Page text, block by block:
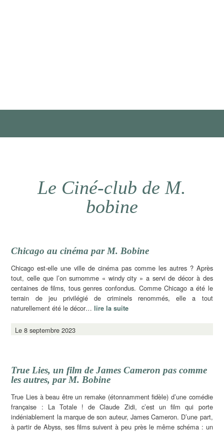
Le Ciné-club de M.
bobine
Chicago au cinéma par M. Bobine
Chicago est-elle une ville de cinéma pas comme les autres ? Après
tout, celle que l’on surnomme « windy city » a servi de décor à des
centaines de films, tous genres confondus. Comme Chicago a été le
terrain de jeu privilégié de criminels renommés, elle a tout
naturellement été le décor…lire la suite
Le 8 septembre 2023
True Lies, un film de James Cameron pas comme
les autres, par M. Bobine
True Lies à beau être un remake (étonnamment fidèle) d’une comédie
française : La Totale ! de Claude Zidi, c’est un film qui porte
indéniablement la marque de son auteur, James Cameron. D’une part,
à partir de Abyss, ses films suivent à peu près le même schéma : un